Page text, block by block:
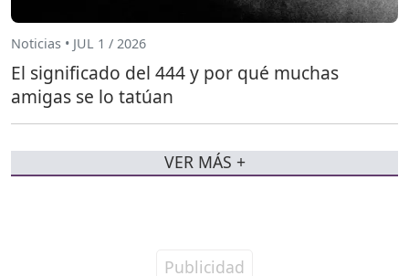
Noticias • JUL 1 / 2026
El significado del 444 y por qué muchas
amigas se lo tatúan
VER MÁS +